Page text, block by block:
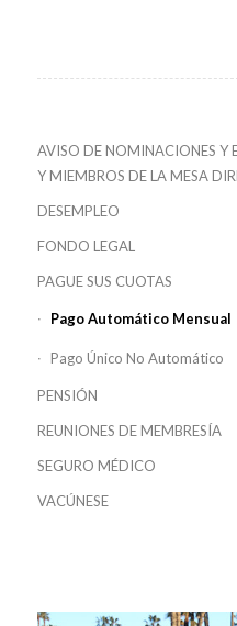
AVISO DE NOMINACIONES Y
Y MIEMBROS DE LA MESA
DESEMPLEO
FONDO LEGAL
PAGUE SUS CUOTAS
Pago Automático Mensual
Pago Único No Automático
PENSIÓN
REUNIONES DE MEMBRESÍA
SEGURO MÉDICO
VACÚNESE